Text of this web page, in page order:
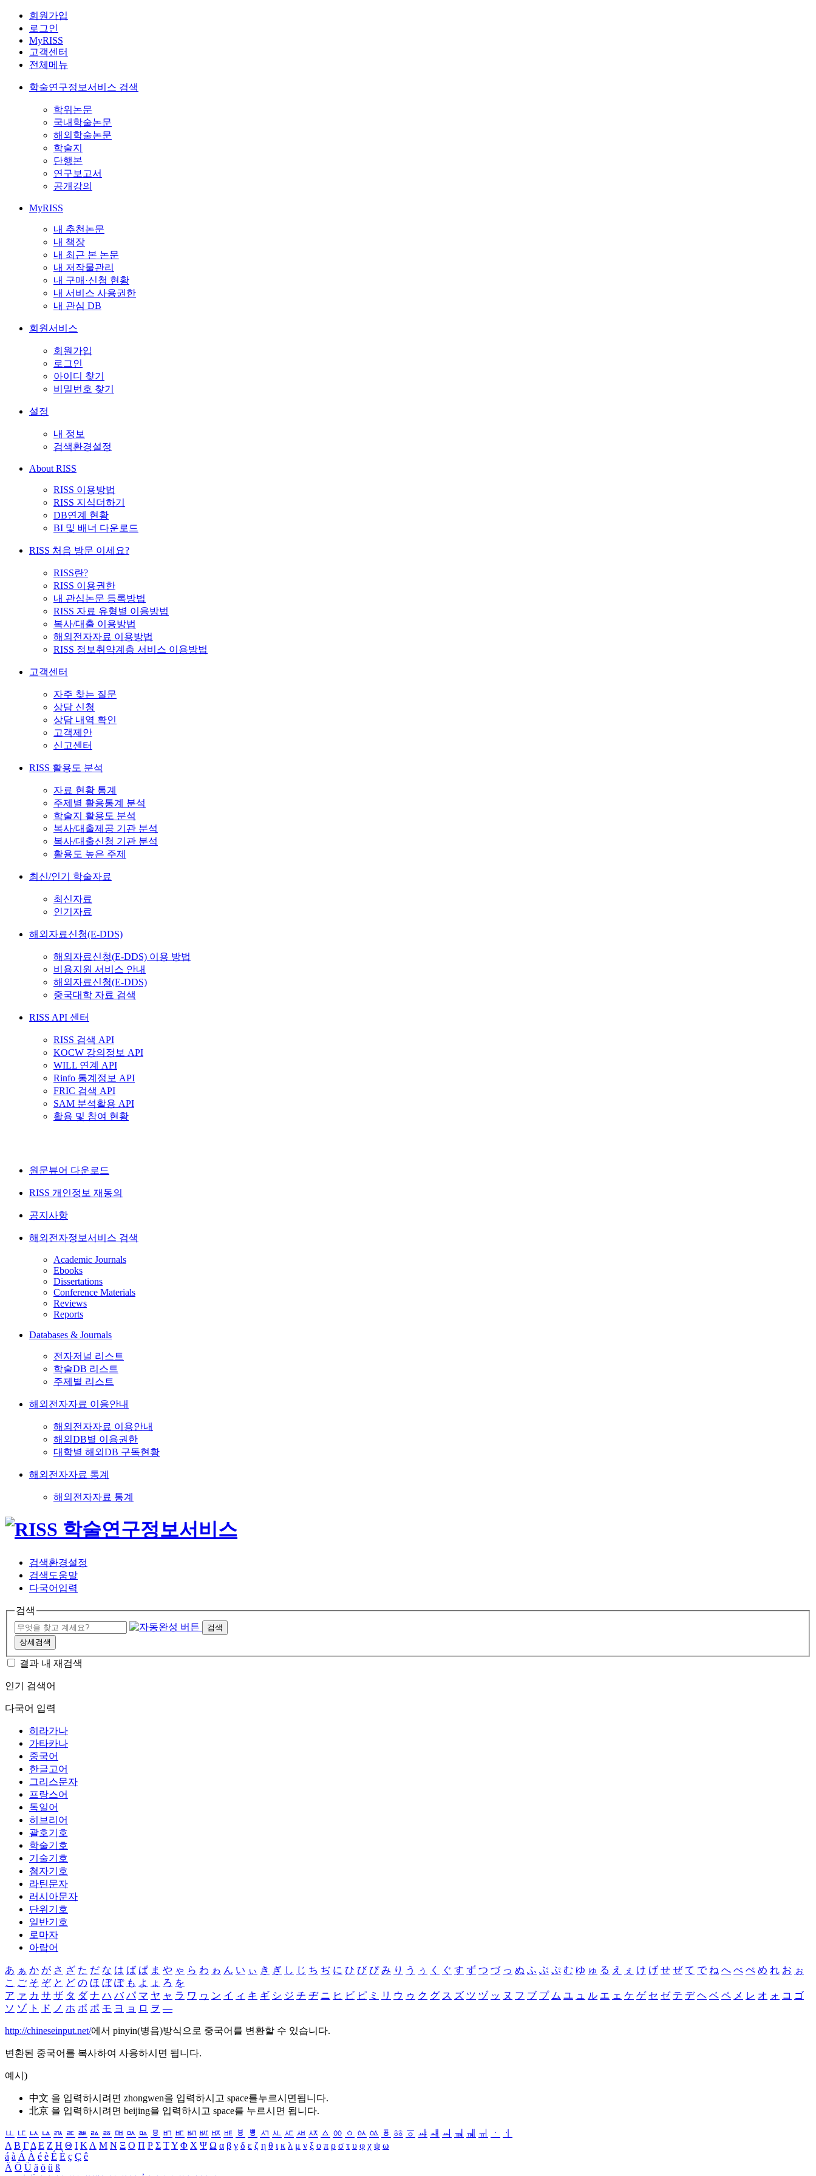
회원가입
로그인
MyRISS
고객센터
전체메뉴
학술연구정보서비스 검색
학위논문
국내학술논문
해외학술논문
학술지
단행본
연구보고서
공개강의
MyRISS
내 추천논문
내 책장
내 최근 본 논문
내 저작물관리
내 구매·신청 현황
내 서비스 사용권한
내 관심 DB
회원서비스
회원가입
로그인
아이디 찾기
비밀번호 찾기
설정
내 정보
검색환경설정
About RISS
RISS 이용방법
RISS 지식더하기
DB연계 현황
BI 및 배너 다운로드
RISS 처음 방문 이세요?
RISS란?
RISS 이용권한
내 관심논문 등록방법
RISS 자료 유형별 이용방법
복사/대출 이용방법
해외전자자료 이용방법
RISS 정보취약계층 서비스 이용방법
고객센터
자주 찾는 질문
상담 신청
상담 내역 확인
고객제안
신고센터
RISS 활용도 분석
자료 현황 통계
주제별 활용통계 분석
학술지 활용도 분석
복사/대출제공 기관 분석
복사/대출신청 기관 분석
활용도 높은 주제
최신/인기 학술자료
최신자료
인기자료
해외자료신청(E-DDS)
해외자료신청(E-DDS) 이용 방법
비용지원 서비스 안내
해외자료신청(E-DDS)
중국대학 자료 검색
RISS API 센터
RISS 검색 API
KOCW 강의정보 API
WILL 연계 API
Rinfo 통계정보 API
FRIC 검색 API
SAM 분석활용 API
활용 및 참여 현황
원문뷰어 다운로드
RISS 개인정보 재동의
공지사항
해외전자정보서비스 검색
Academic Journals
Ebooks
Dissertations
Conference Materials
Reviews
Reports
Databases & Journals
전자저널 리스트
학술DB 리스트
주제별 리스트
해외전자자료 이용안내
해외전자자료 이용안내
해외DB별 이용권한
대학별 해외DB 구독현황
해외전자자료 통계
해외전자자료 통계
검색환경설정
검색도움말
다국어입력
검색
검색
상세검색
결과 내 재검색
인기 검색어
다국어 입력
히라가나
가타카나
중국어
한글고어
그리스문자
프랑스어
독일어
히브리어
괄호기호
학술기호
기술기호
첨자기호
라틴문자
러시아문자
단위기호
일반기호
로마자
아랍어
あ ぁ か が さ ざ た だ な は ば ぱ ま や ゃ ら わ ゎ ん い ぃ き ぎ し じ ち ぢ に ひ び ぴ み り う ぅ く ぐ す ず つ づ っ ぬ ふ ぶ ぷ む ゆ ゅ る え ぇ け げ せ ぜ て で ね へ べ ぺ め れ お ぉ
こ ご そ ぞ と ど の ほ ぼ ぽ も よ ょ ろ を
ア ァ カ サ ザ タ ダ ナ ハ バ パ マ ヤ ャ ラ ワ ヮ ン イ ィ キ ギ シ ジ チ ヂ ニ ヒ ビ ピ ミ リ ウ ゥ ク グ ス ズ ツ ヅ ッ ヌ フ ブ プ ム ユ ュ ル エ ェ ケ ゲ セ ゼ テ デ ヘ ベ ペ メ レ オ ォ コ ゴ
ソ ゾ ト ド ノ ホ ボ ポ モ ヨ ョ ロ ヲ ―
http://chineseinput.net/에서 pinyin(병음)방식으로 중국어를 변환할 수 있습니다.
변환된 중국어를 복사하여 사용하시면 됩니다.
예시)
中文 을 입력하시려면 zhongwen을 입력하시고 space를누르시면됩니다.
北京 을 입력하시려면 beijing을 입력하시고 space를 누르시면 됩니다.
ㅥ ㅦ ㅧ ㅨ ㅩ ㅪ ㅫ ㅬ ㅭ ㅮ ㅯ ㅰ ㅱ ㅲ ㅳ ㅴ ㅵ ㅶ ㅷ ㅸ ㅹ ㅺ ㅻ ㅼ ㅽ ㅾ ㅿ ㆀ ㆁ ㆂ ㆃ ㆄ ㆅ ㆆ ㆇ ㆈ ㆉ ㆊ ㆋ ㆌ ㆍ
ㆎ
Α Β ΓΔ Ε Ζ Η Θ Ι ΚΛ Μ Ν Ξ Ο Π Ρ Σ ΤΥ Φ Χ Ψ Ω α β γ δ ε ζ η θ ι κ λ μ ν ξ ο π ρ σ τ υ φ χ ψ ω
á à Á À é è É È ç Ç ê
Ä Ö Ü ä ö ü ß